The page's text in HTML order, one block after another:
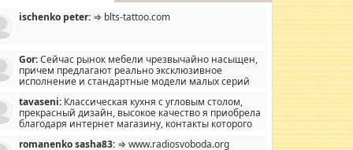
ischenko peter: ⇒ blts-tattoo.com
Gor:Сейчас рынок мебели чрезвычайно насыщен,
причем предлагают реально эксклюзивное
исполнение и стандартные модели малых серий
мало походит на стандартные формы, в MebelOk,
и что главное - со вкусом все в порядке,
ненужных наворотов удорожающих мебель, а это не
tavaseni: Классическая кухня с угловым столом,
прекрасный дизайн, высокое качество я приобрела
благодаря интернет магазину, контакты которого
romanenko sasha83: ⇒ www.radiosvoboda.org